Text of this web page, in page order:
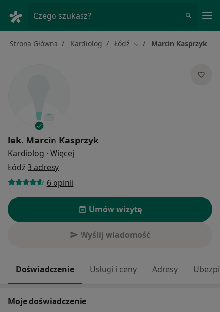
Czego szukasz?
Strona Główna Kardiolog Łódź Zmień miasto
Marcin Kasprzyk
lek. Marcin Kasprzyk
Kardiolog · Więcej
Łódź 3 adresy
6 opinii
Umów wizytę
Wyślij wiadomość
Doświadczenie Usługi i ceny Adresy
Moje doświadczenie